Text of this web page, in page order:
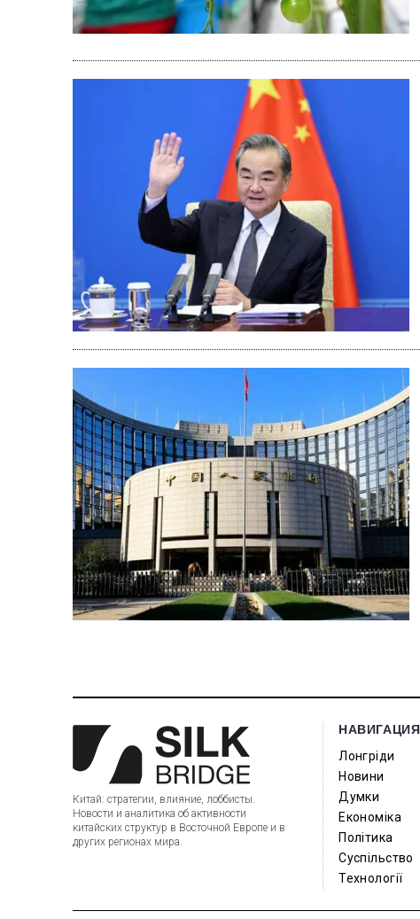
Китай: стратегии, влияние, лоббисты.
Новости и аналитика об активности
китайских структур в Восточной Европе и в
других регионах мира.
НАВИГАЦИЯ
Лонгріди
Новини
Думки
Економіка
Політика
Суспільство
Технології